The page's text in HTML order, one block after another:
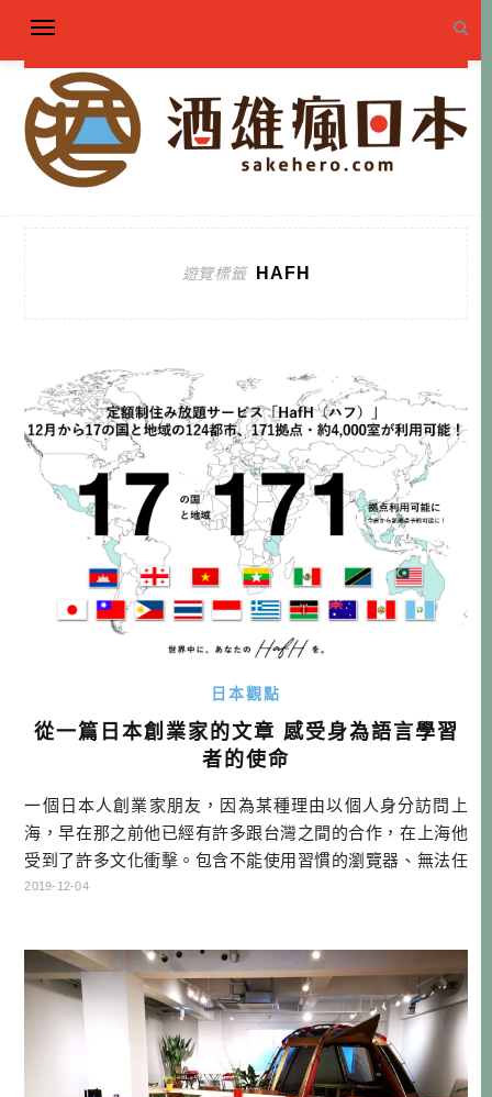
遊覽標籤 HAFH
日本觀點
從一篇日本創業家的文章 感受身為語言學習
者的使命
一個日本人創業家朋友，因為某種理由以個人身分訪問上
海，早在那之前他已經有許多跟台灣之間的合作，在上海他
受到了許多文化衝擊。包含不能使用習慣的瀏覽器、無法任
意看社群網站、信用卡不見得可以使用等等。 初の上海で、
章。我讀著讀著，心中特別有感。台灣與中國的關係，如果
由不同立場的人來詮釋，應該會給人 […]…
2019-12-04